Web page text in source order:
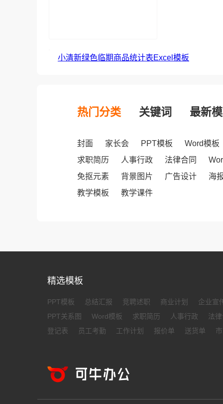
小清新绿色临期商品统计表Excel模板
热门分类 关键词 最新
封面 家长会 PPT模板
Word模板
求职简历
人事行政 法律合同
免抠元素
背景图片 广告设计
海
教学模板
教学课件
精选模板
PPT模板 总结汇报 竞聘述职 商业计划
企业宣
PPT关系图
Word模板 求职简历 人事行政
法
登记表
员工考勤 工作计划 报价单 送货单